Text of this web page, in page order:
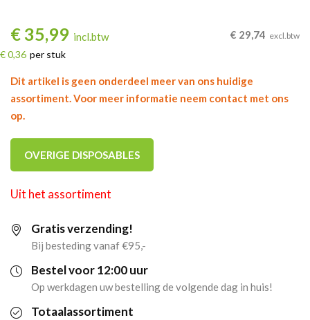
€ 35,99 incl.btw
€ 0,36 per stuk
€ 29,74 excl.btw
Dit artikel is geen onderdeel meer van ons huidige
assortiment. Voor meer informatie neem contact met ons
op.
OVERIGE DISPOSABLES
Uit het assortiment
Gratis verzending!
Bij besteding vanaf €95,-
Bestel voor 12:00 uur
Op werkdagen uw bestelling de volgende dag in huis!
Totaalassortiment